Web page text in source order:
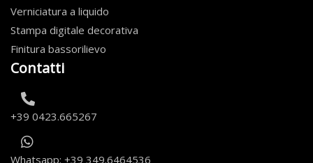
Verniciatura a liquido
Stampa digitale decorativa
Finitura bassorilievo
Contatti
+39 0423.665267
Whatsapp: +39 349.6464536